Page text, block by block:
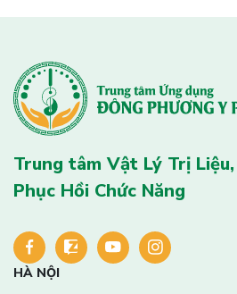
Trung tâm Vật Lý Trị Liệu,
Phục Hồi Chức Năng
HÀ NỘI